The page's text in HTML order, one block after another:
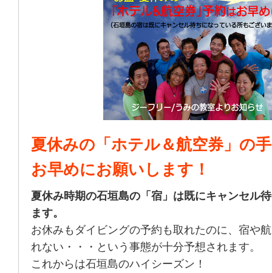
夏休みの「ホテル＆航空券」の
お早めにお願いします！
夏休み時期の石垣島の「宿」は既にキャンセル
ます。
お休みもダイビングの予約も取れたのに、宿や
れない・・・という事態が十分予想されます。
これからは石垣島のハイシーズン！